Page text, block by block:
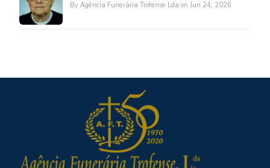
By Agência Funerária Trofense Lda on Jun 24, 2026